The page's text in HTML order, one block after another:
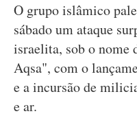
O grupo islâmico
sábado um ataque
israelita, sob o nome
Aqsa", com o
e a incursão de
e ar.